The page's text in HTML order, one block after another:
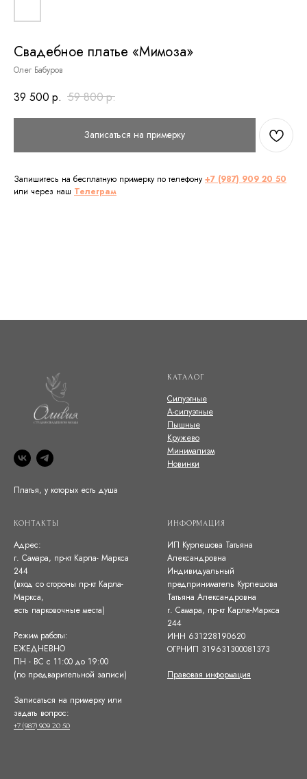
Свадебное платье «Мимоза»
Олег Бабуров
39 500 р. 59 800р.
Записаться на примерку
Запишитесь на бесплатную примерку по телефону +7 (987) 909 20 50
или через наш Телеграм
Платья, у которых есть душа
КАТАЛОГ
Силуэтные
А-силуэтные
Пышные
Кружево
Минимализм
Новинки
КОНТАКТЫ
Адрес:
г. Самара, пр-кт Карла- Маркса
244
(вход со стороны пр-кт Карла-
Маркса,
есть парковочные места)
Режим работы:
ЕЖЕДНЕВНО
ПН - ВС с 11:00 до 19:00
(по предварительной записи)
Записаться на примерку или
задать вопрос:
+7 (987) 909 20 50
ИНФОРМАЦИЯ
ИП Курпешова Татьяна
Александровна
Индивидуальный
предприниматель Курпешова
Татьяна Александровна
г. Самара, пр-кт Карла-Маркса
244
ИНН 631228190620
ОГРНИП 319631300081373
Правовая информация